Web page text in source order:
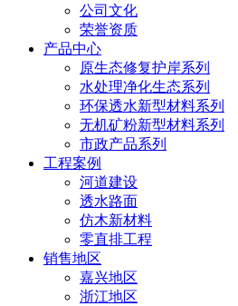
公司文化
荣誉资质
产品中心
原生态修复护岸系列
水处理净化生态系列
环保透水新型材料系列
无机矿粉新型材料系列
市政产品系列
工程案例
河道建设
透水路面
仿木新材料
零直排工程
销售地区
嘉兴地区
浙江地区